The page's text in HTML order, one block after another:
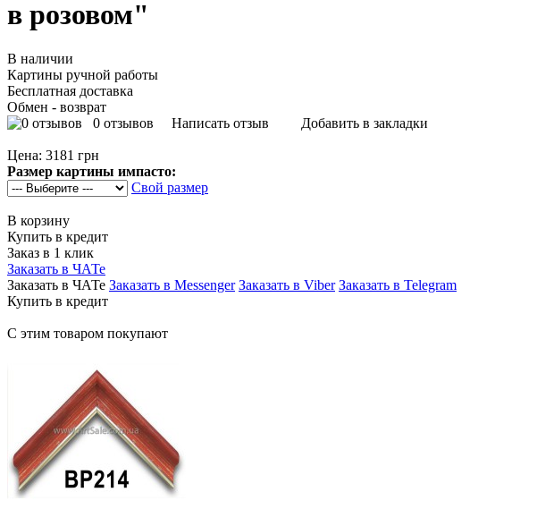
в розовом"
В наличии
Картины ручной работы
Бесплатная доставка
Обмен - возврат
0 отзывов
Написать отзыв
Добавить в закладки
Цена: 3181 грн
Размер картины импасто:
Свой размер
В корзину
Купить в кредит
Заказ в 1 клик
Заказать в ЧАТе
Заказать в ЧАТе Заказать в Messenger Заказать в Viber Заказать в Telegram
Купить в кредит
С этим товаром покупают